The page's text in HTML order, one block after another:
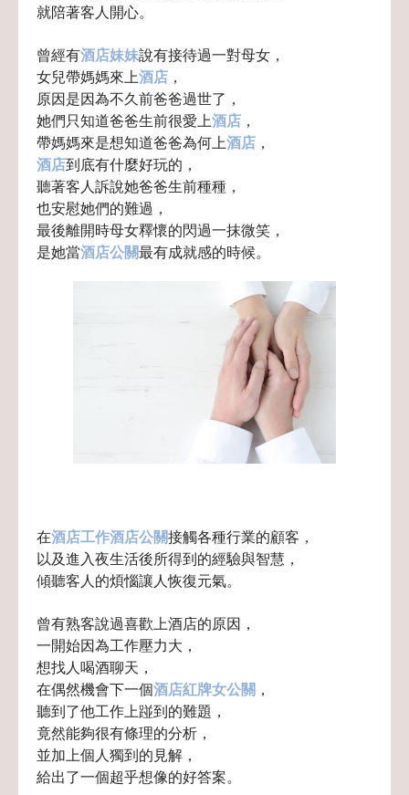
就陪著客人開心。
曾經有酒店妹妹說有接待過一對母女，
女兒帶媽媽來上酒店 ，
原因是因為不久前爸爸過世了，
她們只知道爸爸生前很愛上酒店 ，
帶媽媽來是想知道爸爸為何上酒店 ，
酒店到底有什麼好玩的，
聽著客人訴說她爸爸生前種種，
也安慰她們的難過，
最後離開時母女釋懷的閃過一抹微笑，
是她當酒店公關最有成就感的時候。
在酒店工作酒店公關接觸各種行業的顧客，
以及進入夜生活後所得到的經驗與智慧，
傾聽客人的煩惱讓人恢復元氣。
曾有熟客說過喜歡上酒店的原因，
一開始因為工作壓力大，
想找人喝酒聊天，
在偶然機會下一個酒店紅牌女公關 ，
聽到了他工作上踫到的難題，
竟然能夠很有條理的分析，
並加上個人獨到的見解，
給出了一個超乎想像的好答案。